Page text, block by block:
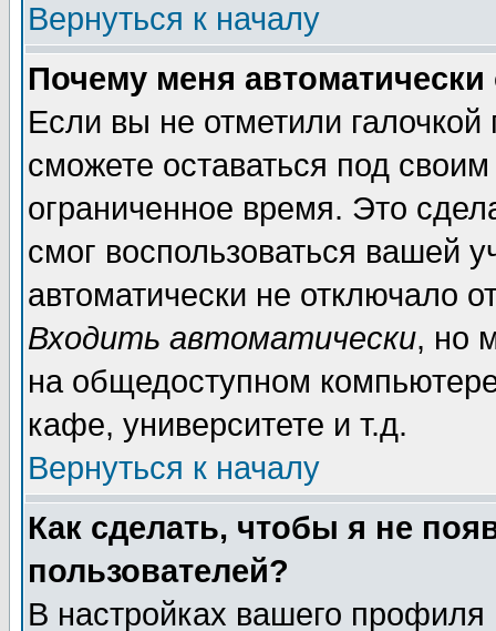
Вернуться к началу
Почему меня автоматически
Если вы не отметили галочкой
сможете оставаться под
ограниченное время. Это
смог воспользоваться вашей
автоматически не отключало
Входить автоматически, но
на общедоступном
кафе, университете и т.д.
Вернуться к началу
Как сделать, чтобы я не
пользователей?
В настройках вашего